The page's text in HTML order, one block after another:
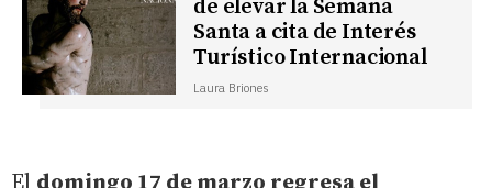
de elevar la Semana
Santa a cita de Interés
Turístico Internacional
Laura Briones